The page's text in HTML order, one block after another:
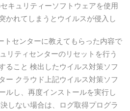
キュリティーソフトウェアを使用
かれてしまうとウイルスが侵入し
トセンターに教えてもらった内容で
リティセンターのリセットを行う
ること 検出したウイルス対策ソフ
ー クラウド上記ウイルス対策ソフ
ルし、再度インストールを実行し
しない場合は、ログ取得プログラ